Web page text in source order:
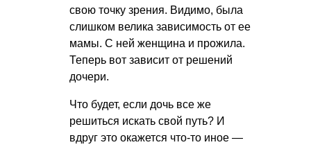
свою точку зрения. Видимо, была
слишком велика зависимость от ее
мамы. С ней женщина и прожила.
Теперь вот зависит от решений
дочери.
Что будет, если дочь все же
решиться искать свой путь? И
вдруг это окажется что-то иное —